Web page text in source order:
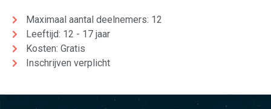
Maximaal aantal deelnemers: 12
Leeftijd: 12 - 17 jaar
Kosten: Gratis
Inschrijven verplicht